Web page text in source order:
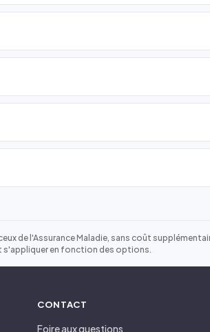
de l'Assurance Maladie, sans coût
s'appliquer en fonction des options.
CONTACT
Foire aux questions